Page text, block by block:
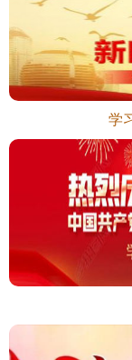
学